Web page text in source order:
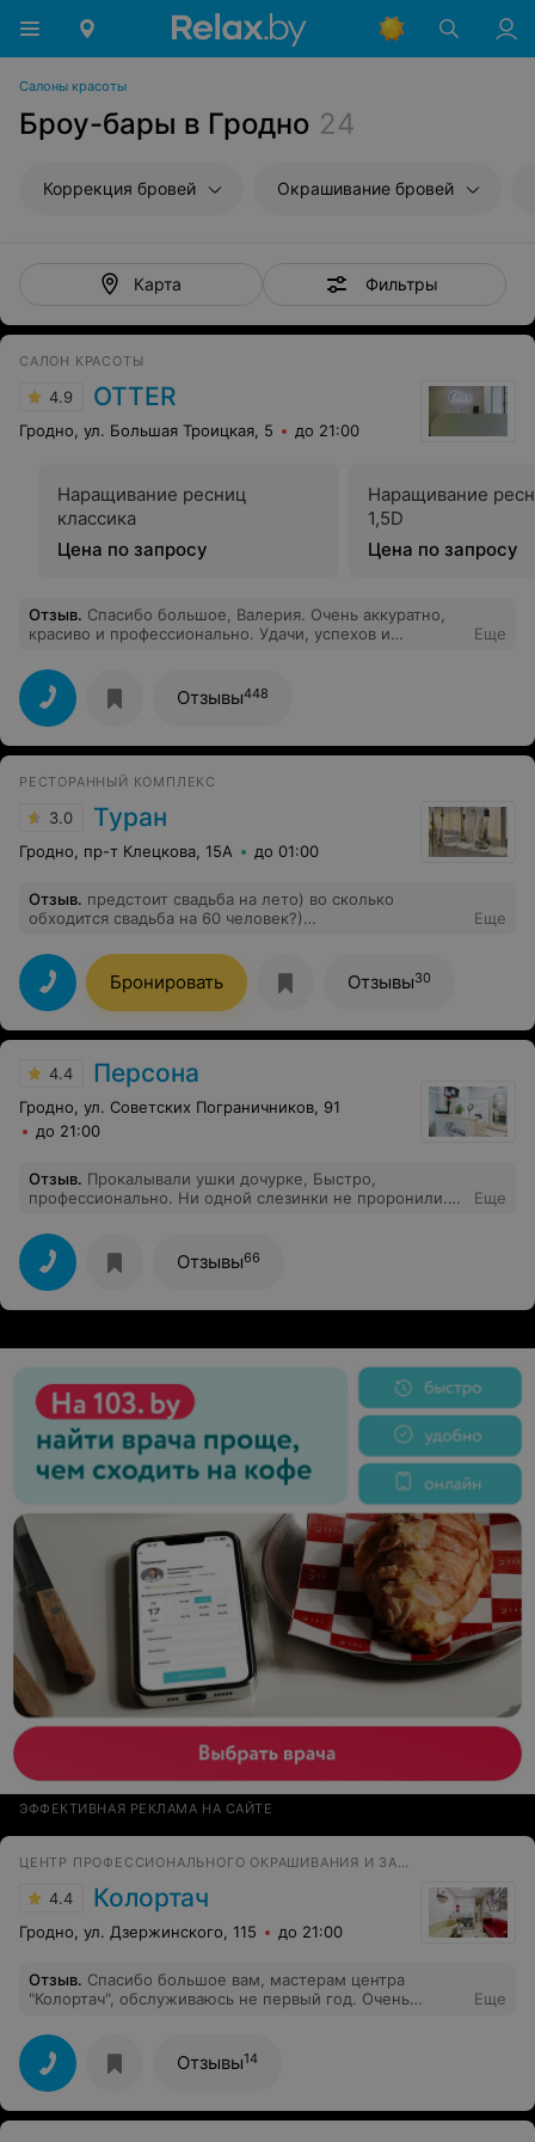
Салоны красоты
Броу-бары в Гродно 24
Коррекция бровей Окрашивание бровей
Карта Фильтры
САЛОН КРАСОТЫ
4.9 OTTER
Гродно, ул. Большая Троицкая, 5 до 21:00
Наращивание ресниц
классика
Цена по запросу
Наращивание
1,5D
Цена по запросу
Отзыв. Спасибо большое, Валерия. Очень аккуратно,
красиво и профессионально. Удачи, успехов и
Еще
Отзывы448
РЕСТОРАННЫЙ КОМПЛЕКС
3.0 Туран
Гродно, пр-т Клецкова, 15А до 01:00
Отзыв. предстоит свадьба на лето) во сколько
обходится свадьба на 60 человек?)
более глубокие детали)спасибо заранее!
Еще
Бронировать Отзывы30
4.4 Персона
Гродно, ул. Советских Пограничников, 91
до 21:00
Отзыв. Прокалывали ушки дочурке, Быстро,
профессионально. Ни одной слезинки не проронили.
улыбки. Рекомендую
Еще
Отзывы66
ЭФФЕКТИВНАЯ РЕКЛАМА НА САЙТЕ
ЦЕНТР ПРОФЕССИОНАЛЬНОГО ОКРАШИВАНИЯ И ЗАВИВКИ ВОЛОС
4.4 Колортач
Гродно, ул. Дзержинского, 115 до 21:00
Отзыв. Спасибо большое вам, мастерам центра
"Колортач", обслуживаюсь не первый год. Очень
индивидуальный подход, хорошие цены. Мастера
ногтевого сервиса - знатоки своего дела.
Еще
Отзывы14